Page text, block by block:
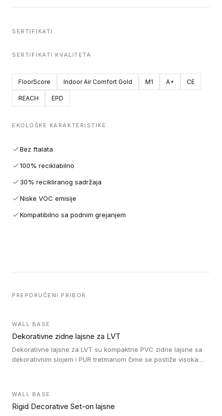
SERTIFIKATI
SERTIFIKATI KVALITETA
FloorScore Indoor Air Comfort Gold M1 A+ CE
REACH EPD
EKOLOŠKE KARAKTERISTIKE
Bez ftalata
100% reciklabilno
30% recikliranog sadržaja
Niske VOC emisije
Kompatibilno sa podnim grejanjem
PREPORUČENI PRIBOR
WALL BASE
Dekorativne zidne lajsne za LVT
Dekorativne lajsne za LVT su kompaktne PVC zidne lajsne sa
dekorativnim slojem i PUR tretmanom čime se postiže visoka
WALL BASE
Rigid Decorative Set-on lajsne